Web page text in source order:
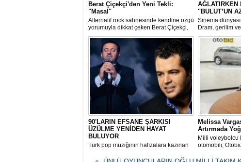
Berat Çiçekçi'den Yeni Tekli:
"Masal"
Alternatif rock sahnesinde kendine özgü
yorumuyla dikkat çeken Berat Çiçekçi,
yeni teklisi "Masal" ile dinleyicisini içsel
bir hesaplaşmanın tam ortasına davet
ediyor.
AĞLATIRKEN
"BULUT’UN
Sinema
Dram, gerilim ve
zorlayan
çekimleri
sürüyor.
90'LARIN EFSANE ŞARKISI
ÜZÜLME YENİDEN HAYAT
BULUYOR
Türk pop müziğinin hafızalara kazınan
yepyeni bir yorumla yeniden
Melissa
Artırmada
Milli voleybolcu
otomobili,
yüksek teklifle